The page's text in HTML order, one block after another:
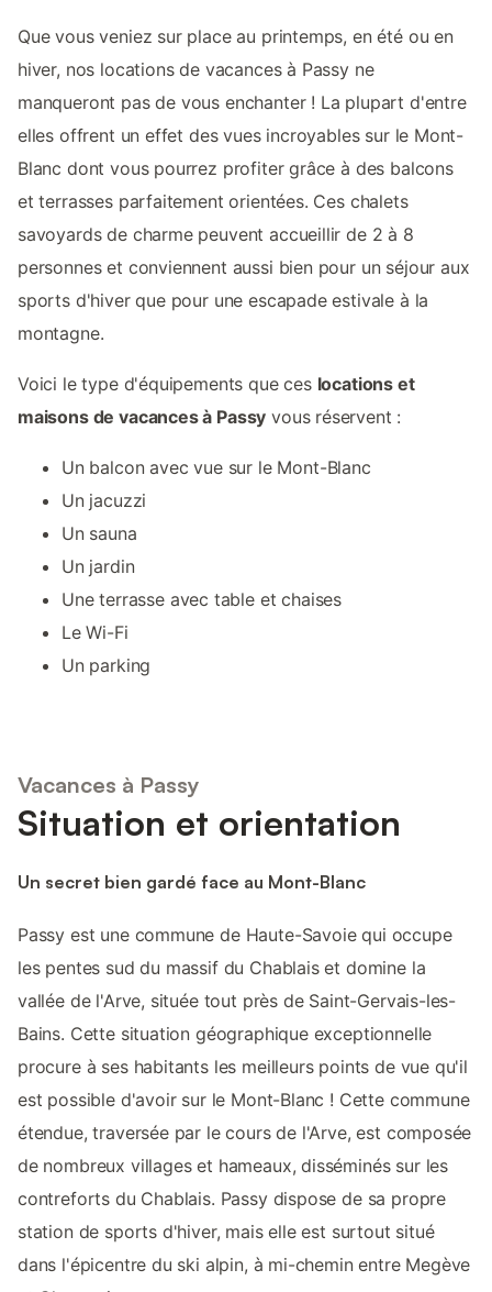
Que vous veniez sur place au printemps, en été ou en
hiver, nos locations de vacances à Passy ne
manqueront pas de vous enchanter ! La plupart d'entre
elles offrent un effet des vues incroyables sur le Mont-
Blanc dont vous pourrez profiter grâce à des balcons
et terrasses parfaitement orientées. Ces chalets
savoyards de charme peuvent accueillir de 2 à 8
personnes et conviennent aussi bien pour un séjour aux
sports d'hiver que pour une escapade estivale à la
montagne.
Voici le type d'équipements que ces locations et
maisons de vacances à Passy vous réservent :
Un balcon avec vue sur le Mont-Blanc
Un jacuzzi
Un sauna
Un jardin
Une terrasse avec table et chaises
Le Wi-Fi
Un parking
Vacances à Passy
Situation et orientation
Un secret bien gardé face au Mont-Blanc
Passy est une commune de Haute-Savoie qui occupe
les pentes sud du massif du Chablais et domine la
vallée de l'Arve, située tout près de Saint-Gervais-les-
Bains. Cette situation géographique exceptionnelle
procure à ses habitants les meilleurs points de vue qu'il
est possible d'avoir sur le Mont-Blanc ! Cette commune
étendue, traversée par le cours de l'Arve, est composée
de nombreux villages et hameaux, disséminés sur les
contreforts du Chablais. Passy dispose de sa propre
station de sports d'hiver, mais elle est surtout situé
dans l'épicentre du ski alpin, à mi-chemin entre Megève